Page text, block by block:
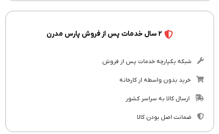
2 سال خدمات پس از فروش پارس مدرن
شبکه یکپارچه خدمات پس از فروش
خرید بدون واسطه از کارخانه
ارسال کالا به سراسر کشور
ضمانت اصل بودن کالا